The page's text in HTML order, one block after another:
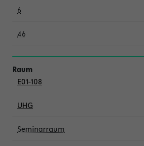
6
46
E01-108
UHG
Seminarraum